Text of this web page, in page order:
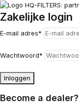
Zakelijke login
E-mail adres*
Wachtwoord*
Inloggen
Become a dealer?